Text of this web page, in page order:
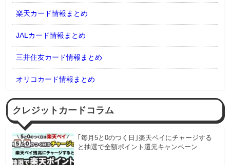
楽天カード情報まとめ
JALカード情報まとめ
三井住友カード情報まとめ
オリコカード情報まとめ
クレジットカードコラム
｢毎月5と0のつく日｣楽天ペイにチャージする
と抽選で全額ポイント還元キャンペーン